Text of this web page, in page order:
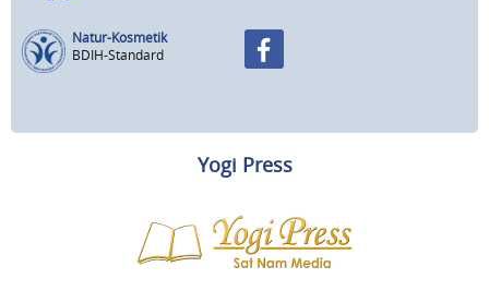
Natur-Kosmetik
BDIH-Standard
Yogi Press